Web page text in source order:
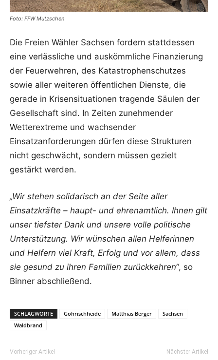
Foto: FFW Mutzschen
Die Freien Wähler Sachsen fordern stattdessen
eine verlässliche und auskömmliche Finanzierung
der Feuerwehren, des Katastrophenschutzes
sowie aller weiteren öffentlichen Dienste, die
gerade in Krisensituationen tragende Säulen der
Gesellschaft sind. In Zeiten zunehmender
Wetterextreme und wachsender
Einsatzanforderungen dürfen diese Strukturen
nicht geschwächt, sondern müssen gezielt
gestärkt werden.
„Wir stehen solidarisch an der Seite aller
Einsatzkräfte – haupt- und ehrenamtlich. Ihnen gilt
unser tiefster Dank und unsere volle politische
Unterstützung. Wir wünschen allen Helferinnen
und Helfern viel Kraft, Erfolg und vor allem, dass
sie gesund zu ihren Familien zurückkehren“, so
Binner abschließend.
SCHLAGWORTE Gohrischheide Matthias Berger
Sachsen
Waldbrand
Vorheriger Artikel Nächster Artikel